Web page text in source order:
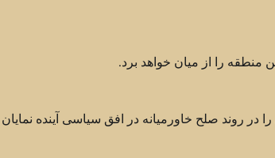
منطقه را از میان خواهد برد.
روند صلح خاورمیانه در افق سیاسی آینده نمایان